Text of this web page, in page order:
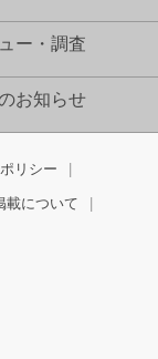
ー・調査
お知らせ
リシー
載について